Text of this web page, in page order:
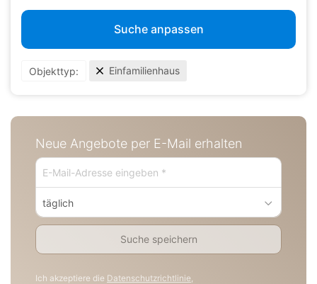
Suche anpassen
Objekttyp: Einfamilienhaus
Neue Angebote per E-Mail erhalten
täglich
Suche speichern
Ich akzeptiere die Datenschutzrichtlinie,